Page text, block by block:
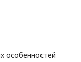
особенностей